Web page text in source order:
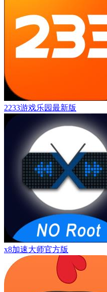
2233游戏乐园最新版
x8加速大师官方版